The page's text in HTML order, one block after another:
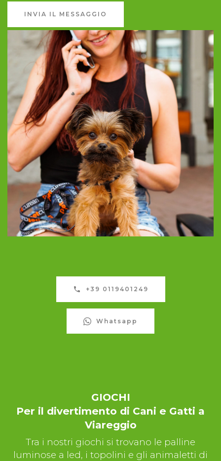
INVIA IL MESSAGGIO
+39 0119401249
Whatsapp
GIOCHI
Per il divertimento di Cani e Gatti a
Viareggio
Tra i nostri giochi si trovano le palline
luminose a led, i topolini e gli animaletti di